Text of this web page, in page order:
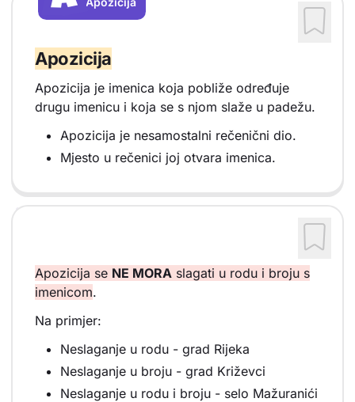
Apozicija
Apozicija je imenica koja pobliže određuje
drugu imenicu i koja se s njom slaže u padežu.
Apozicija je nesamostalni rečenični dio.
Mjesto u rečenici joj otvara imenica.
Apozicija se NE MORA slagati u rodu i broju s
imenicom.
Na primjer:
Neslaganje u rodu - grad Rijeka
Neslaganje u broju - grad Križevci
Neslaganje u rodu i broju - selo Mažuranići